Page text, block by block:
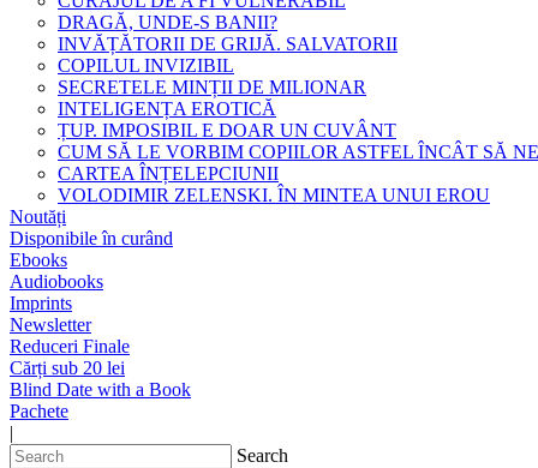
DRAGĂ, UNDE-S BANII?
INVĂȚĂTORII DE GRIJĂ. SALVATORII
COPILUL INVIZIBIL
SECRETELE MINȚII DE MILIONAR
INTELIGENȚA EROTICĂ
ȚUP. IMPOSIBIL E DOAR UN CUVÂNT
CUM SĂ LE VORBIM COPIILOR ASTFEL ÎNCÂT SĂ
CARTEA ÎNȚELEPCIUNII
VOLODIMIR ZELENSKI. ÎN MINTEA UNUI EROU
Noutăți
Disponibile în curând
Ebooks
Audiobooks
Imprints
Newsletter
Reduceri Finale
Cărți sub 20 lei
Blind Date with a Book
Pachete
|
Search